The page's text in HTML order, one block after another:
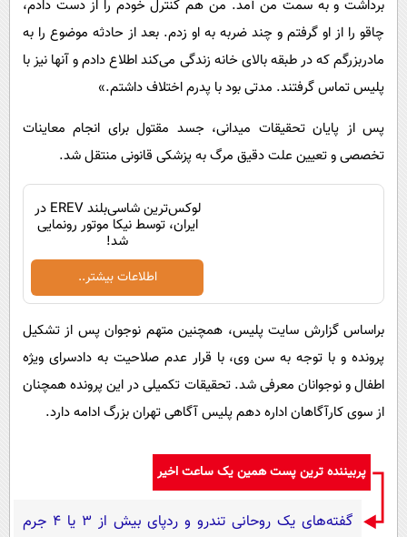
برداشت و به سمت من آمد. من هم کنترل خودم را از دست دادم،
چاقو را از او گرفتم و چند ضربه به او زدم. بعد از حادثه موضوع را به
مادربزرگم که در طبقه بالای خانه زندگی می‌کند اطلاع دادم و آنها نیز با
پلیس تماس گرفتند. مدتی بود با پدرم اختلاف داشتم.»
پس از پایان تحقیقات میدانی، جسد مقتول برای انجام معاینات
تخصصی و تعیین علت دقیق مرگ به پزشکی قانونی منتقل شد.
لوکس‌ترین شاسی‌بلند EREV در
ایران، توسط نیکا موتور رونمایی
شد!
اطلاعات بیشتر..
براساس گزارش سایت پلیس، همچنین متهم نوجوان پس از تشکیل
پرونده و با توجه به سن وی، با قرار عدم صلاحیت به دادسرای ویژه
اطفال و نوجوانان معرفی شد. تحقیقات تکمیلی در این پرونده همچنان
از سوی کارآگاهان اداره دهم پلیس آگاهی تهران بزرگ ادامه دارد.
پربیننده ترین پست همین یک ساعت اخیر
گفته‌های یک روحانی تندرو و ردپای بیش از ۳ یا ۴ جرم